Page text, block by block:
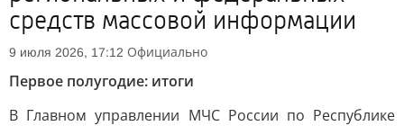
средств массовой информации
9 июля 2026, 17:12 Официально
Первое полугодие: итоги
В Главном управлении МЧС России по Республике